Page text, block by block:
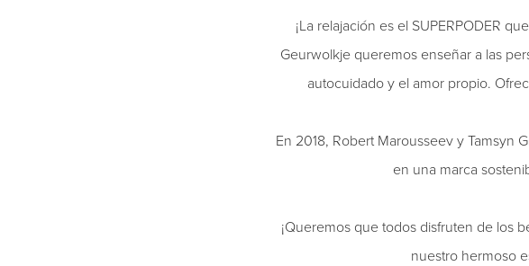
¡La relajación es el SUPERPODER
Geurwolkje queremos enseñar a las
autocuidado y el amor propio.
En 2018, Robert Marousseev y Tamsyn
en una marca
¡Queremos que todos disfruten de los
nuestro hermoso